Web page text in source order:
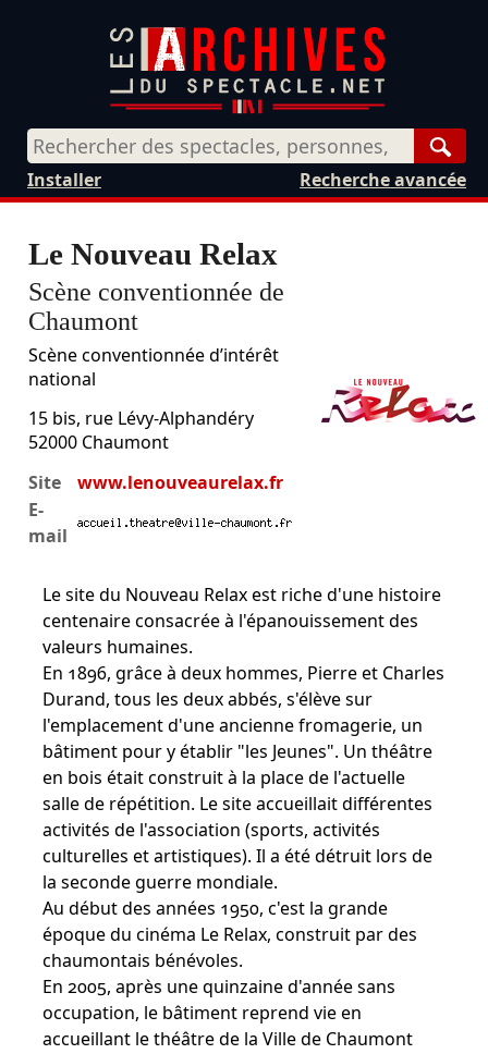
Recherche avancée
Installer
Le Nouveau Relax
Scène conventionnée de
Chaumont
Scène conventionnée d’intérêt
national
15 bis, rue Lévy-Alphandéry
52000 Chaumont
Site
www.lenouveaurelax.fr
E-
mail
Le site du Nouveau Relax est riche d'une histoire
centenaire consacrée à l'épanouissement des
valeurs humaines.
En 1896, grâce à deux hommes, Pierre et Charles
Durand, tous les deux abbés, s'élève sur
l'emplacement d'une ancienne fromagerie, un
bâtiment pour y établir "les Jeunes". Un théâtre
en bois était construit à la place de l'actuelle
salle de répétition. Le site accueillait différentes
activités de l'association (sports, activités
culturelles et artistiques). Il a été détruit lors de
la seconde guerre mondiale.
Au début des années 1950, c'est la grande
époque du cinéma Le Relax, construit par des
chaumontais bénévoles.
En 2005, après une quinzaine d'année sans
occupation, le bâtiment reprend vie en
accueillant le théâtre de la Ville de Chaumont